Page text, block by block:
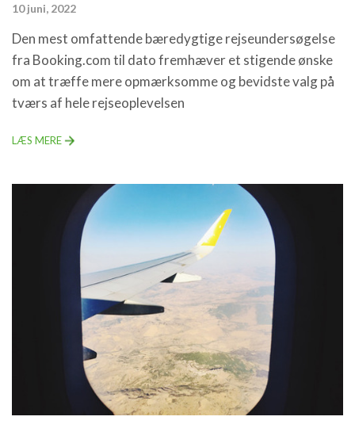
10 juni, 2022
Den mest omfattende bæredygtige rejseundersøgelse
fra Booking.com til dato fremhæver et stigende ønske
om at træffe mere opmærksomme og bevidste valg på
tværs af hele rejseoplevelsen
LÆS MERE